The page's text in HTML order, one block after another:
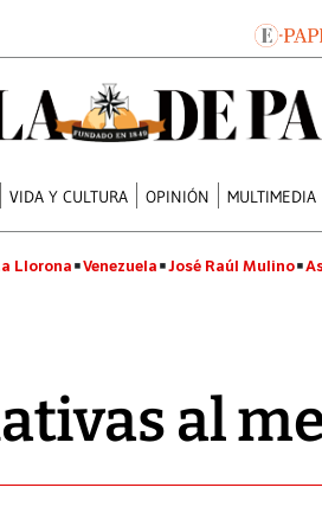
VIDA Y CULTURA OPINIÓN MULTIMEDIA
Llorona Venezuela José Raúl Mulino
al